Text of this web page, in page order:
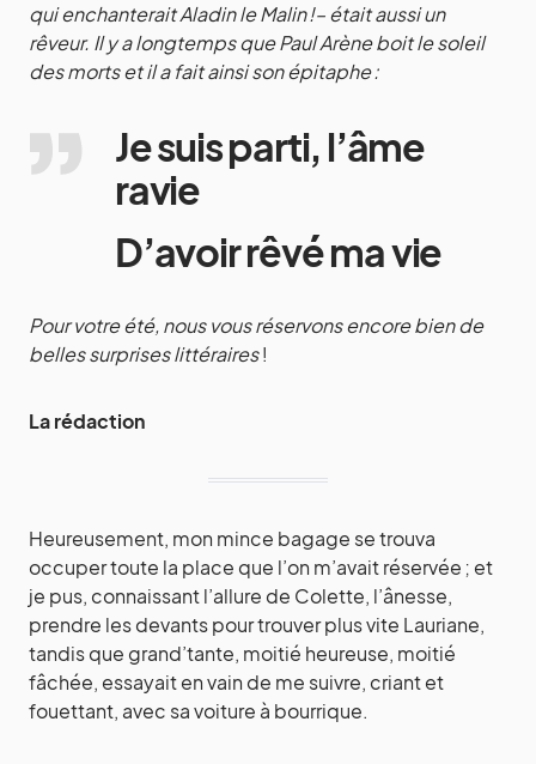
qui enchanterait Aladin le Malin !– était aussi un
rêveur. Il y a longtemps que Paul Arène boit le soleil
des morts et il a fait ainsi son épitaphe :
Je suis parti, l’âme
ravie
D’avoir rêvé ma vie
Pour votre été, nous vous réservons encore bien de
belles surprises littéraires!
La rédaction
Heureusement, mon mince bagage se trouva
occuper toute la place que l’on m’avait réservée ; et
je pus, connaissant l’allure de Colette, l’ânesse,
prendre les devants pour trouver plus vite Lauriane,
tandis que grand’tante, moitié heureuse, moitié
fâchée, essayait en vain de me suivre, criant et
fouettant, avec sa voiture à bourrique.